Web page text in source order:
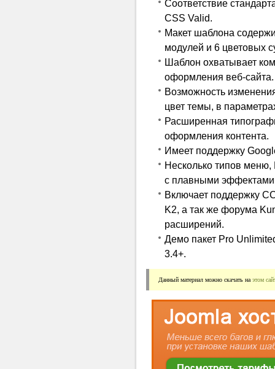
Соответствие
CSS Valid.
Макет шаблона
модулей и 6 цветовых
Шаблон охватывает
оформления веб-сайта.
Возможность
цвет темы, в
Расширенная
оформления контента.
Имеет поддержку
Несколько типов
с плавными
Включает поддержку
K2, а так же форума
расширений.
Демо пакет Pro
3.4+.
Данный материал можно скачать на этом